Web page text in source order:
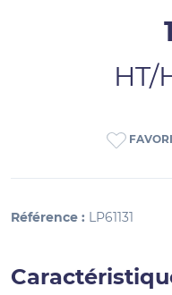
HT/
Référence : LP61131